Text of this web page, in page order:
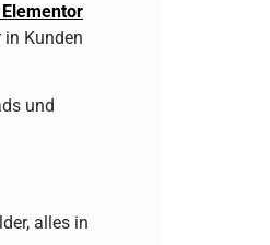
in Kunden
und
alles in